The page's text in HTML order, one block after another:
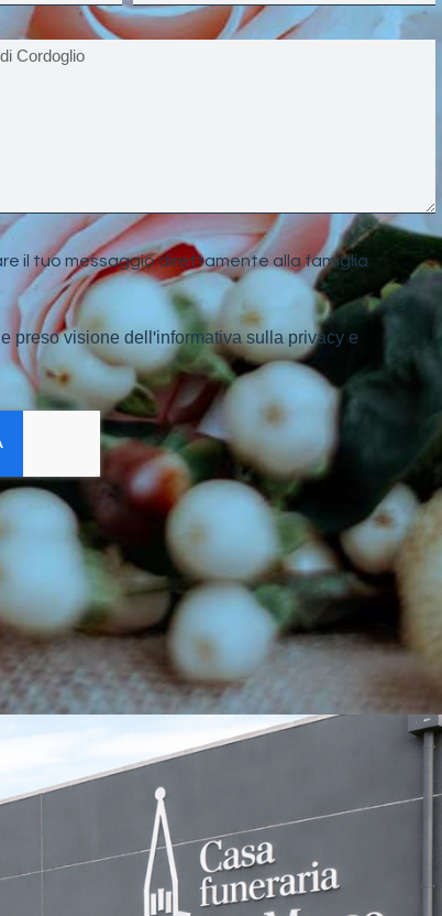
il tuo messaggio direttamente alla famiglia.
preso visione dell'informativa sulla privacy e